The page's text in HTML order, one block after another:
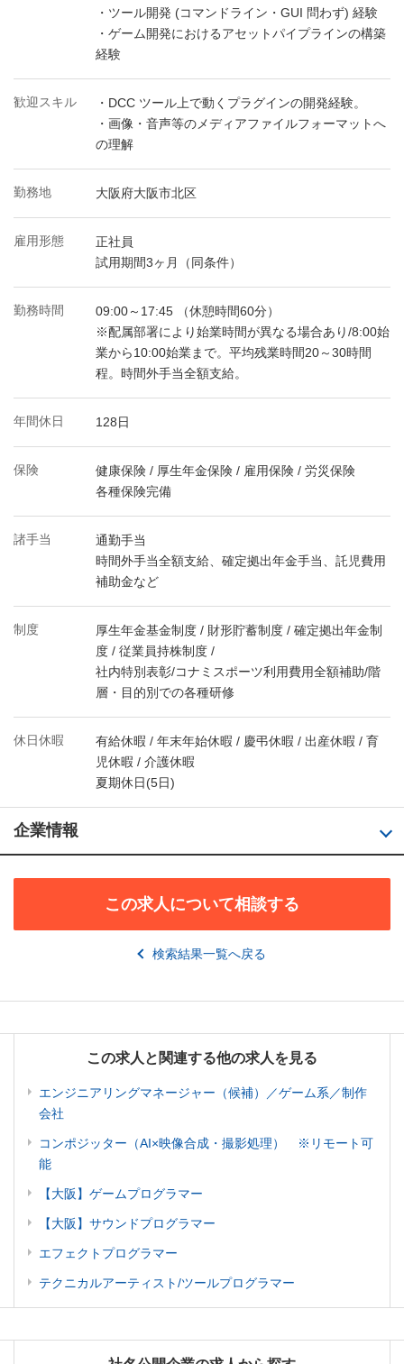
・ツール開発 (コマンドライン・GUI 問わず) 経験
・ゲーム開発におけるアセットパイプラインの構築
経験
歓迎スキル
・DCC ツール上で動くプラグインの開発経験。
・画像・音声等のメディアファイルフォーマットへ
の理解
勤務地 大阪府大阪市北区
雇用形態
正社員
試用期間3ヶ月（同条件）
勤務時間
09:00～17:45 （休憩時間60分）
※配属部署により始業時間が異なる場合あり/8:00始
業から10:00始業まで。平均残業時間20～30時間
程。時間外手当全額支給。
年間休日 128日
保険
健康保険 / 厚生年金保険 / 雇用保険 / 労災保険
各種保険完備
諸手当
通勤手当
時間外手当全額支給、確定拠出年金手当、託児費用
補助金など
制度
厚生年金基金制度 / 財形貯蓄制度 / 確定拠出年金制
度 / 従業員持株制度 /
社内特別表彰/コナミスポーツ利用費用全額補助/階
層・目的別での各種研修
休日休暇
有給休暇 / 年末年始休暇 / 慶弔休暇 / 出産休暇 / 育
児休暇 / 介護休暇
夏期休日(5日)
企業情報
この求人について相談する
検索結果一覧へ戻る
この求人と関連する他の求人を見る
エンジニアリングマネージャー（候補）／ゲーム系／制作
会社
コンポジッター（AI×映像合成・撮影処理） ※リモート可
能
【大阪】ゲームプログラマー
【大阪】サウンドプログラマー
エフェクトプログラマー
テクニカルアーティスト/ツールプログラマー